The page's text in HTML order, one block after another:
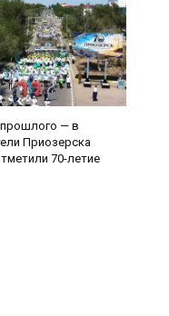
— в
Приозерска
70-летие